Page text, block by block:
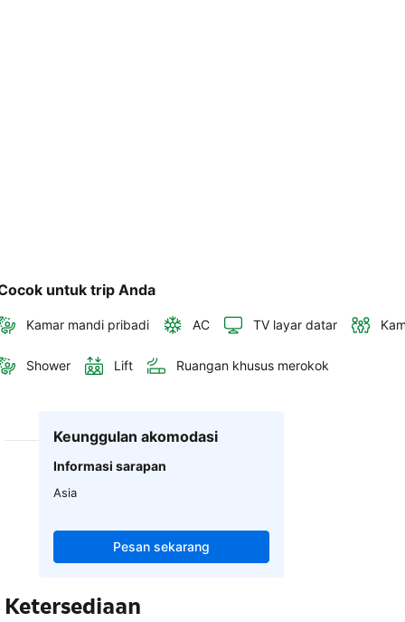
untuk trip Anda
Kamar mandi pribadi AC TV layar datar
Shower Lift Ruangan khusus merokok
Keunggulan akomodasi
Informasi sarapan
Asia
Pesan sekarang
Ketersediaan